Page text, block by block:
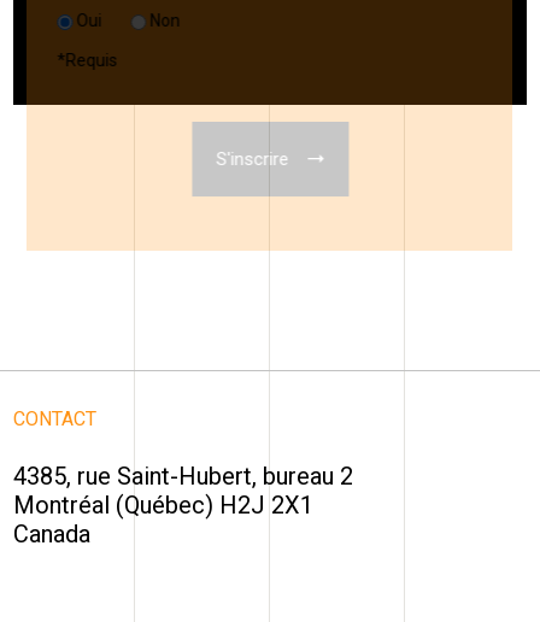
CONTACT
4385, rue Saint-Hubert, bureau 2
Montréal (Québec) H2J 2X1
Canada
Oui Non
*Requis